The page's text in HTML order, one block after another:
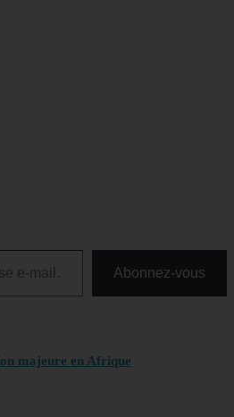
Abonnez-vous
majeure en Afrique